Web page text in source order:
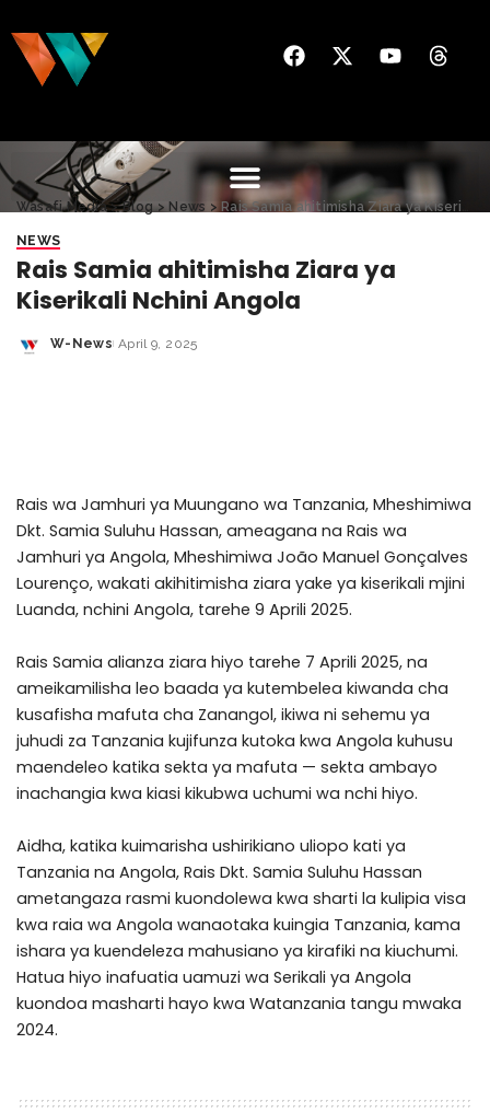
Wasafi Media>Blog> News > Rais Samia ahitimisha Ziara ya Kiserikali Nchini Angola
NEWS
Rais Samia ahitimisha Ziara ya
Kiserikali Nchini Angola
W-News April 9, 2025
Rais wa Jamhuri ya Muungano wa Tanzania, Mheshimiwa
Dkt. Samia Suluhu Hassan, ameagana na Rais wa
Jamhuri ya Angola, Mheshimiwa João Manuel Gonçalves
Lourenço, wakati akihitimisha ziara yake ya kiserikali mjini
Luanda, nchini Angola, tarehe 9 Aprili 2025.
Rais Samia alianza ziara hiyo tarehe 7 Aprili 2025, na
ameikamilisha leo baada ya kutembelea kiwanda cha
kusafisha mafuta cha Zanangol, ikiwa ni sehemu ya
juhudi za Tanzania kujifunza kutoka kwa Angola kuhusu
maendeleo katika sekta ya mafuta — sekta ambayo
inachangia kwa kiasi kikubwa uchumi wa nchi hiyo.
Aidha, katika kuimarisha ushirikiano uliopo kati ya
Tanzania na Angola, Rais Dkt. Samia Suluhu Hassan
ametangaza rasmi kuondolewa kwa sharti la kulipia visa
kwa raia wa Angola wanaotaka kuingia Tanzania, kama
ishara ya kuendeleza mahusiano ya kirafiki na kiuchumi.
Hatua hiyo inafuatia uamuzi wa Serikali ya Angola
kuondoa masharti hayo kwa Watanzania tangu mwaka
2024.